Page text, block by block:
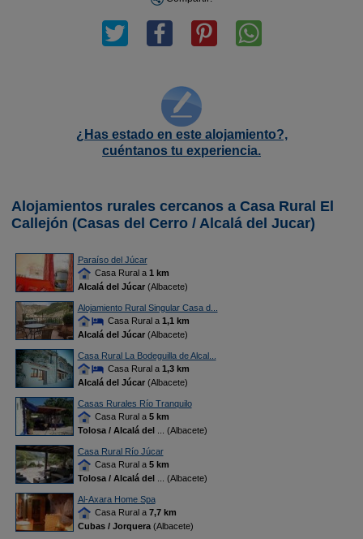
¿Has estado en este alojamiento?,
cuéntanos tu experiencia.
Alojamientos rurales cercanos a Casa Rural El
Callejón (Casas del Cerro / Alcalá del Jucar)
Paraíso del Júcar
Casa Rural a 1 km
Alcalá del Júcar(Albacete)
Alojamiento Rural Singular Casa d...
Casa Rural a 1,1 km
Alcalá del Júcar(Albacete)
Casa Rural La Bodeguilla de Alcal...
Casa Rural a 1,3 km
Alcalá del Júcar(Albacete)
Casas Rurales Río Tranquilo
Casa Rural a 5 km
Tolosa / Alcalá del
... (Albacete)
Casa Rural Río Júcar
Casa Rural a 5 km
Tolosa / Alcalá del
... (Albacete)
Al-Axara Home Spa
Casa Rural a 7,7 km
Cubas / Jorquera(Albacete)